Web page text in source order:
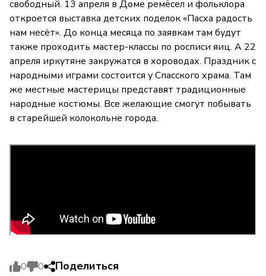
свободный. 13 апреля в Доме ремёсел и фольклора
откроется выставка детских поделок «Пасха радость
нам несёт». До конца месяца по заявкам там будут
также проходить мастер-классы по росписи яиц. А 22
апреля иркутяне закружатся в хороводах. Праздник с
народными играми состоится у Спасского храма. Там
же местные мастерицы представят традиционные
народные костюмы. Все желающие смогут побывать
в старейшей колокольне города.
0 0 Поделиться